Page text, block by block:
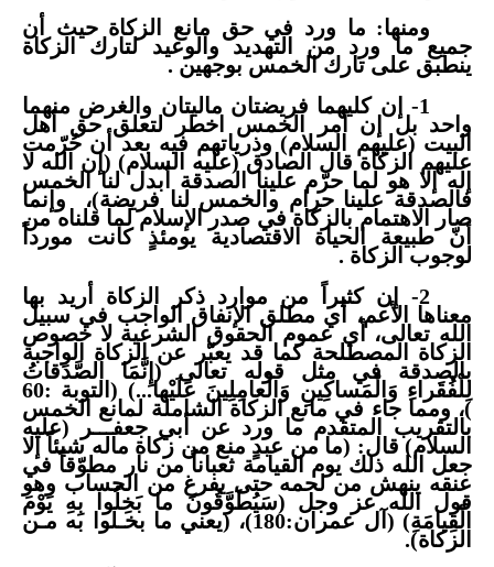
ومنها: ما ورد في حق مانع الزكاة حيث أن
جميع ما ورد من التهديد والوعيد لتارك الزكاة
ينطبق على تارك الخمس بوجهين .
1- إن كليهما فريضتان ماليتان والغرض منهما
واحد بل إن أمر الخمس اخطر لتعلق حق أهل
البيت (عليهم السلام) وذرياتهم فيه بعد أن حُرّمت
عليهم الزكاة قال الصادق (عليه السلام) (إن الله لا
إله إلا هو لما حرّم علينا الصدقة أبدل لنا الخمس
فالصدقة علينا حرام والخمس لنا فريضة)، وإنما
صار الاهتمام بالزكاة في صدر الإسلام لما قلناه من
أنّ طبيعة الحياة الاقتصادية يومئذٍ كانت مورداً
لوجوب الزكاة .
2- إن كثيراً من موارد ذكر الزكاة أريد بها
معناها الأعم، أي مطلق الإنفاق الواجب في سبيل
الله تعالى، أي عموم الحقوق الشرعية لا خصوص
الزكاة المصطلحة كما قد يعبّر عن الزكاة الواجبة
بالصدقة في مثل قوله تعالى (إِنَّمَا الصَّدَقاتُ
لِلْفُقَراءِ وَالْمَساكِينِ وَالْعامِلِينَ عَلَيْها...) (التوبة :60
)، ومما جاء في مانع الزكاة الشاملة لمانع الخمس
بالتقريب المتقدم ما ورد عن أبي جعفـــر (عليه
السلام) قال: (ما من عبدٍ منع من زكاة ماله شيئاً إلا
جعل الله ذلك يوم القيامة ثعباناً من نار مطوّقاً في
عنقه ينهش من لحمه حتى يفرغ من الحساب وهو
قول الله عز وجل (سَيُطَوَّقُونَ ما بَخِلُوا بِهِ يَوْمَ
الْقِيامَةِ) (آل عمران:180)، (يعني ما بخـلوا به مـن
الزكاة).